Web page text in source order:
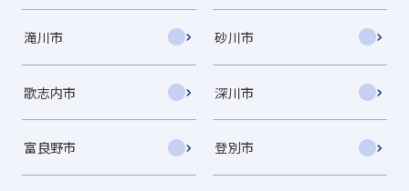
滝川市 砂川市
歌志内市 深川市
富良野市 登別市